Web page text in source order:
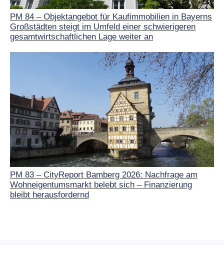
PM 84 – Objektangebot für Kaufimmobilien in Bayerns
Großstädten steigt im Umfeld einer schwierigeren
gesamtwirtschaftlichen Lage weiter an
PM 83 – CityReport Bamberg 2026: Nachfrage am
Wohneigentumsmarkt belebt sich – Finanzierung
bleibt herausfordernd